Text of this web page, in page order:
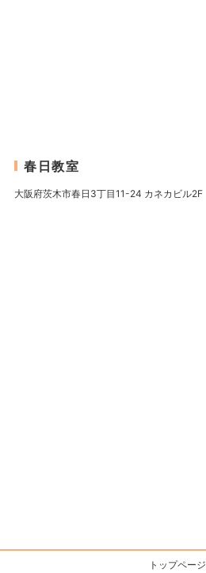
春日教室
大阪府茨木市春日3丁目11-24 カネカビル2F
トップページ